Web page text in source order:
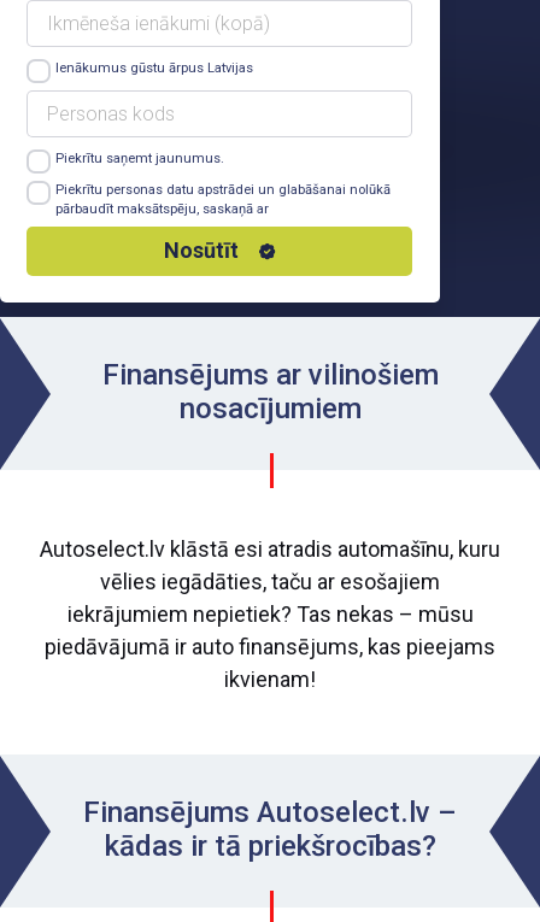
Ienākumus gūstu ārpus Latvijas
Piekrītu saņemt jaunumus.
Piekrītu personas datu apstrādei un glabāšanai nolūkā
pārbaudīt maksātspēju, saskaņā ar
Nosūtīt
Finansējums ar vilinošiem
nosacījumiem
Autoselect.lv klāstā esi atradis automašīnu, kuru
vēlies iegādāties, taču ar esošajiem
iekrājumiem nepietiek? Tas nekas – mūsu
piedāvājumā ir auto finansējums, kas pieejams
ikvienam!
Finansējums Autoselect.lv –
kādas ir tā priekšrocības?